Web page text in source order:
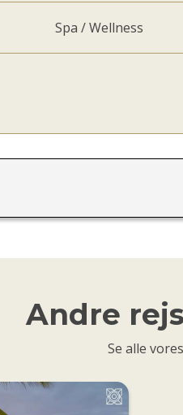
Spa / Wellness
Andre
Se alle